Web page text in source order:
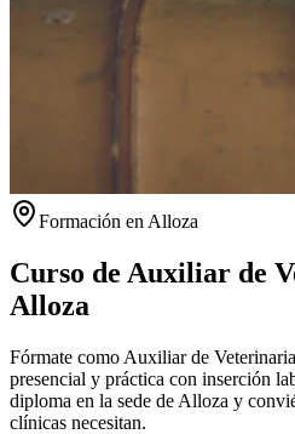
Formación en Alloza
Curso de Auxiliar de
Alloza
Fórmate como Auxiliar de
presencial y práctica con inserción
diploma en la sede de Alloza y
clínicas necesitan.